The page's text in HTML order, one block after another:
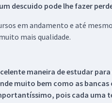
descuido pode lhe fazer
em andamento e até
mais qualidade.
maneira de estudar
muito bem como as
pois cada uma